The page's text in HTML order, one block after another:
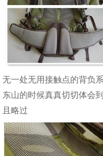
无一处无用接触点的背负
东山的时候真真切切体会
且略过